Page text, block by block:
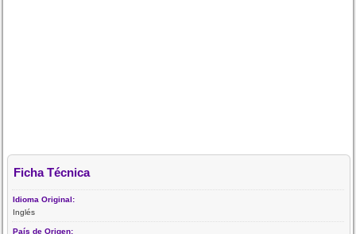
Ficha Técnica
Idioma Original:
Inglés
País de Origen: